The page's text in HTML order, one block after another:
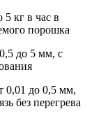
кг в час в
порошка
до 5 мм, с
0,01 до 0,5 мм,
без перегрева